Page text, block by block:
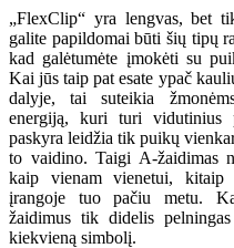
„FlexClip“ yra lengvas, bet
galite papildomai būti šių tipų
kad galėtumėte įmokėti su
Kai jūs taip pat esate ypač
dalyje, tai suteikia
energiją, kuri turi vidutinius
paskyra leidžia tik puikų
to vaidino. Taigi A-žaidimas
kaip vienam vienetui, kitaip
įrangoje tuo pačiu metu.
žaidimus tik didelis
kiekvieną simbolį.